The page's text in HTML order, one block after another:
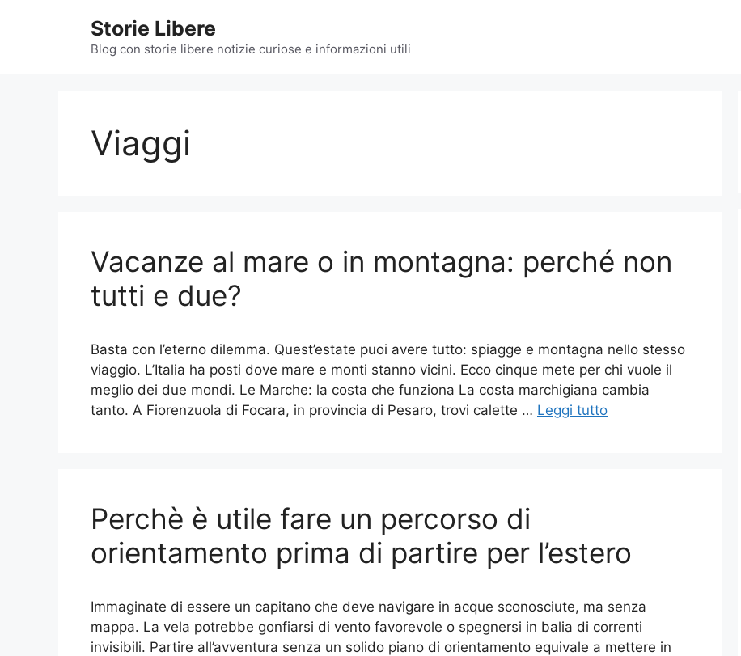
Storie Libere
Blog con storie libere notizie curiose e informazioni utili
Viaggi
Vacanze al mare o in montagna: perché non
tutti e due?
Basta con l’eterno dilemma. Quest’estate puoi avere tutto: spiagge e montagna nello stesso
viaggio. L’Italia ha posti dove mare e monti stanno vicini. Ecco cinque mete per chi vuole il
meglio dei due mondi. Le Marche: la costa che funziona La costa marchigiana cambia
tanto. A Fiorenzuola di Focara, in provincia di Pesaro, trovi calette … Leggi tutto
Perchè è utile fare un percorso di
orientamento prima di partire per l’estero
Immaginate di essere un capitano che deve navigare in acque sconosciute, ma senza
mappa. La vela potrebbe gonfiarsi di vento favorevole o spegnersi in balia di correnti
invisibili. Partire all’avventura senza un solido piano di orientamento equivale a mettere in